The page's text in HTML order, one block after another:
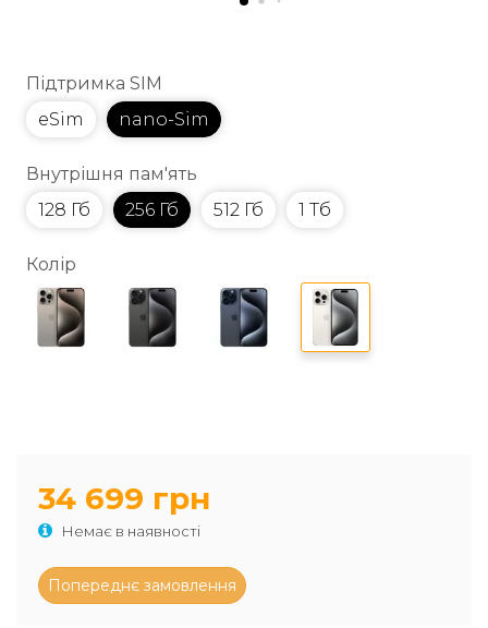
Підтримка SIM
eSim
nano-Sim
Внутрішня пам'ять
128 Гб
256 Гб 512 Гб 1 Тб
Колір
34 699 грн
Немає в наявності